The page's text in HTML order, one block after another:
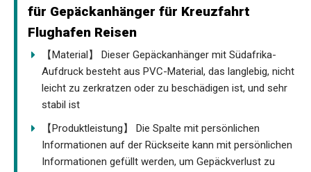
für Gepäckanhänger für Kreuzfahrt
Flughafen Reisen
【Material】 Dieser Gepäckanhänger mit Südafrika-
Aufdruck besteht aus PVC-Material, das langlebig, nicht
leicht zu zerkratzen oder zu beschädigen ist, und sehr
stabil ist
【Produktleistung】 Die Spalte mit persönlichen
Informationen auf der Rückseite kann mit persönlichen
Informationen gefüllt werden, um Gepäckverlust zu